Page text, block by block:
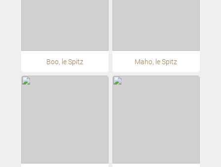
Boo, le Spitz Maho, le Spitz